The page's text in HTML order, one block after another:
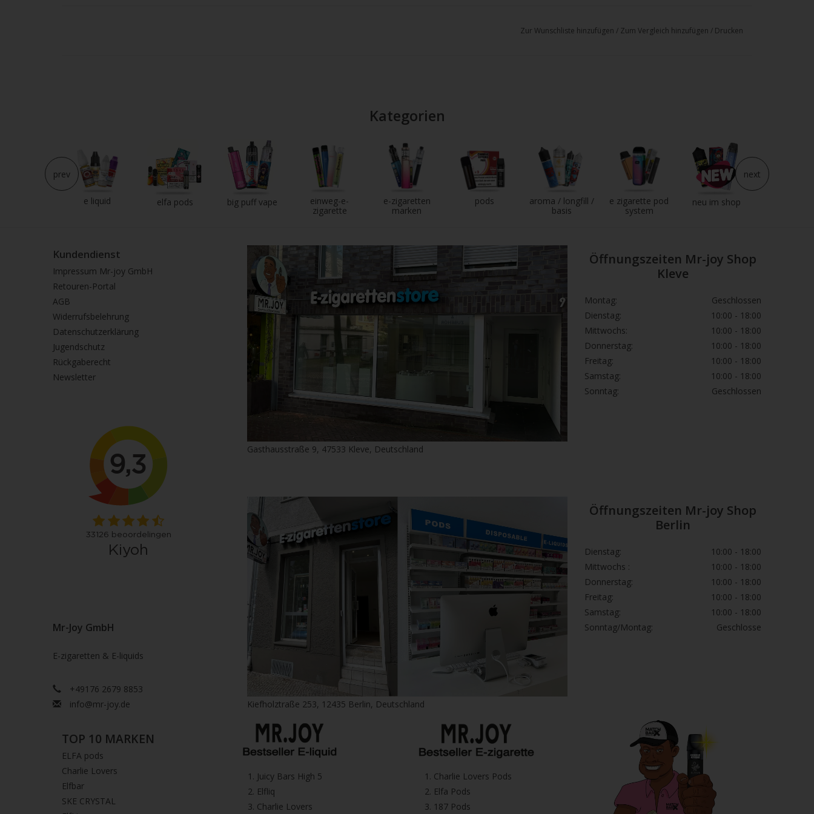
Zur Wunschliste hinzufügen / Zum Vergleich hinzufügen / Drucken
Kategorien
e liquid elfa pods big puff vape
einweg-e-
zigarette
e-zigaretten
marken
pods
aroma / longfill /
basis
e zigarette pod
system
neu im shop
prev next
Kundendienst
Impressum Mr-joy GmbH
Retouren-Portal
AGB
Widerrufsbelehrung
Datenschutzerklärung
Jugendschutz
Rückgaberecht
Newsletter
Mr-Joy GmbH
E-zigaretten & E-liquids
+49176 2679 8853
info@mr-joy.de
Gasthausstraße 9, 47533 Kleve, Deutschland
Kiefholztraße 253, 12435 Berlin, Deutschland
Öffnungszeiten Mr-joy Shop
Kleve
Montag:
Geschlossen
Dienstag:
10:00 - 18:00
Mittwochs:
10:00 - 18:00
Donnerstag:
10:00 - 18:00
Freitag:
10:00 - 18:00
Samstag:
10:00 - 18:00
Sonntag:
Geschlossen
Öffnungszeiten Mr-joy Shop
Berlin
Dienstag:
10:00 - 18:00
Mittwochs :
10:00 - 18:00
Donnerstag:
10:00 - 18:00
Freitag:
10:00 - 18:00
Samstag:
10:00 - 18:00
Sonntag/Montag:
Geschlosse
TOP 10 MARKEN
ELFA pods
Charlie Lovers
Elfbar
SKE CRYSTAL
1.⁠ ⁠Juicy Bars High 5
2.⁠ ⁠⁠Elfliq
3.⁠ ⁠⁠Charlie Lovers
1.⁠ ⁠Charlie Lovers Pods
2.⁠ ⁠⁠Elfa Pods
3.⁠ ⁠⁠187 Pods